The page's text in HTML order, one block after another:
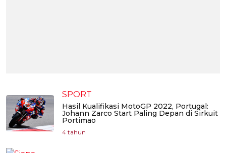
SPORT
Hasil Kualifikasi MotoGP 2022, Portugal:
Johann Zarco Start Paling Depan di Sirkuit
Portimao
4 tahun